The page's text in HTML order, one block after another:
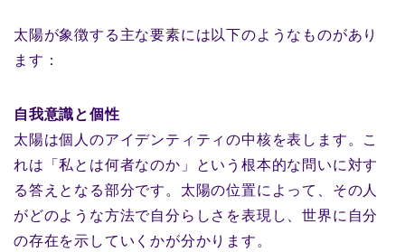
太陽が象徴する主な要素には以下のようなものがあり
ます：
自我意識と個性
太陽は個人のアイデンティティの中核を表します。こ
れは「私とは何者なのか」という根本的な問いに対す
る答えとなる部分です。太陽の位置によって、その人
がどのような方法で自分らしさを表現し、世界に自分
の存在を示していくかが分かります。